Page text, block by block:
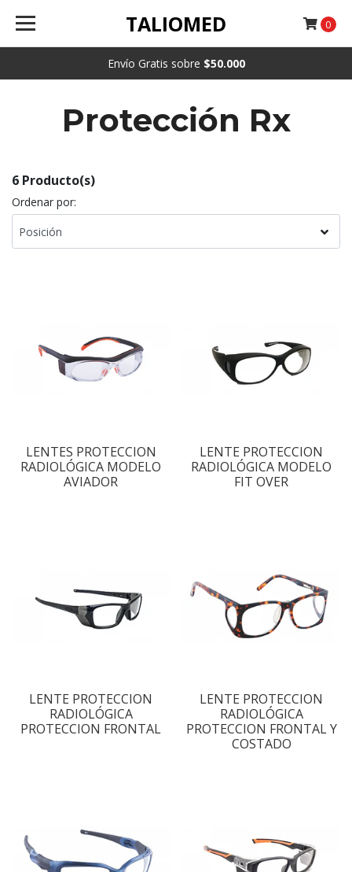
Envío Gratis sobre $50.000
TALIOMED 0
Protección Rx
6 Producto(s)
Ordenar por:
LENTES PROTECCION
RADIOLÓGICA MODELO
AVIADOR
LENTE PROTECCION
RADIOLÓGICA MODELO
FIT OVER
LENTE PROTECCION
RADIOLÓGICA
PROTECCION FRONTAL
LENTE PROTECCION
RADIOLÓGICA
PROTECCION FRONTAL Y
COSTADO